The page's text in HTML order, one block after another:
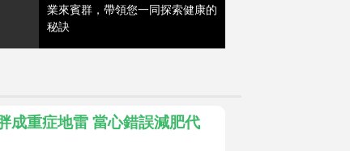
業來賓群，帶領您一同探索健康的
秘訣
成重症地雷 當心錯誤減肥代